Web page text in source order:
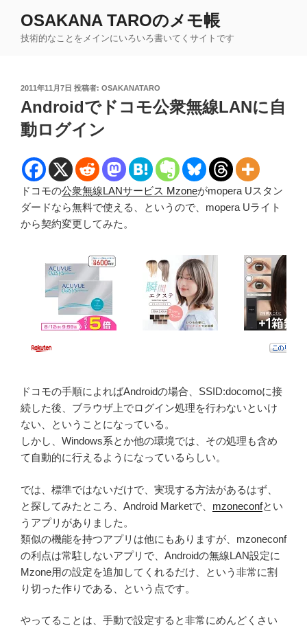
OSAKANA TAROのメモ帳
技術的なことをメインにいろいろ書いてくサイトです
投
稿
日:
2011年11月7日 投稿者: OSAKANATARO
Androidでドコモ公衆無線LANに自
動ログイン
ドコモの公衆無線LANサービス Mzoneがmopera Uスタン
ダードなら無料で使える、というので、mopera Uライト
から契約変更してみた。
ドコモの手順によればAndroidの場合、SSID:docomoに接
続した後、ブラウザ上でログイン処理を行わないといけ
ない、ということになっている。
しかし、Windows系とか他の環境では、その処理も含め
て自動的に行えるようになっているらしい。
では、標準ではないだけで、実現する方法があるはず、
と探してみたところ、Android Marketで、 mzoneconfとい
うアプリがありました。
類似の機能を持つアプリは他にもありますが、mzoneconf
の利点は常駐しないアプリで、Androidの無線LAN設定に
Mzone用の設定を追加してくれるだけ、という非常に割
り切った作りである、という点です。
やってることは、手動で設定すると非常にめんどくさい